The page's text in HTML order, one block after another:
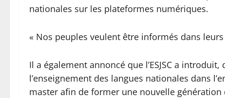
nationales sur les plateformes numériques.
« Nos peuples veulent être informés dans
Il a également annoncé que l’ESJSC a
l’enseignement des langues nationales dans
master afin de former une nouvelle